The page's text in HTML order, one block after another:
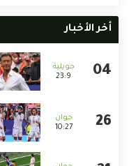
الأخبار
23:9
10:27